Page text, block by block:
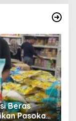
Beras
Pasokan